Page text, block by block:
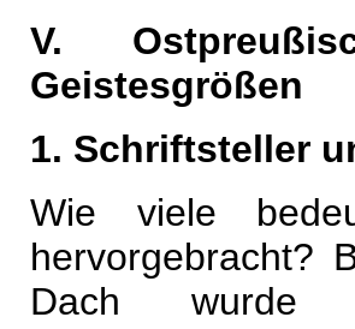
V.
Geistesgrößen
1. Schriftsteller
Wie viele
hervorgebracht?
Dach wurde